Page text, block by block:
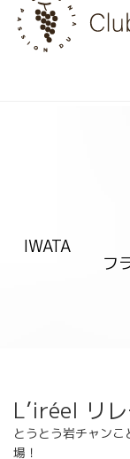
Skip
content
フラ
L’iréel リ
とうとう岩チャン
場！